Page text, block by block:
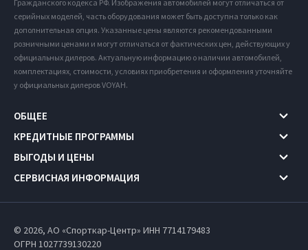
Гражданского кодекса РФ. Изображения автомобилей могут отличаться от
серийных моделей, часть оборудования может быть доступна только как
дополнительная опция. Указанные цены являются рекомендованными
розничными ценами и могут отличаться от фактических цен, действующих у
официальных дилеров. Актуальную информацию о наличии автомобилей,
комплектациях, стоимости, условиях приобретения и оформления уточняйте
у официальных дилеров VOYAH.
ОБЩЕЕ
КРЕДИТНЫЕ ПРОГРАММЫ
ВЫГОДЫ И ЦЕНЫ
СЕРВИСНАЯ ИНФОРМАЦИЯ
© 2026, АО «Спорткар-Центр» ИНН 7714179483
ОГРН 1027739130220